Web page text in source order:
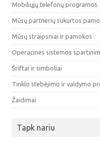
Mobiliųjų telefonų programos
Mūsų partnerių sukurtos
Mūsų straipsniai ir pamokos
Operacinės sistemos
Šriftai ir simboliai
Tinklo stebėjimo ir valdymo
Žaidimai
Tapk nariu